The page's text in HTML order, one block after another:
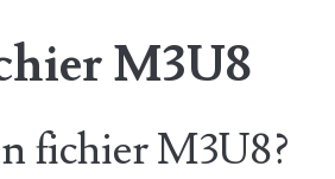
M3U8
fichier M3U8?